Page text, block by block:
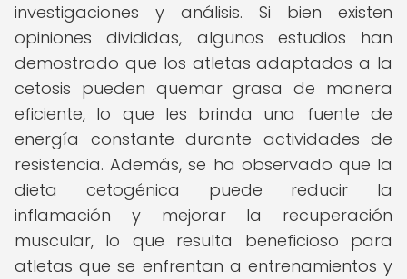
investigaciones y análisis. Si bien existen
opiniones divididas, algunos estudios han
demostrado que los atletas adaptados a la
cetosis pueden quemar grasa de manera
eficiente, lo que les brinda una fuente de
energía constante durante actividades de
resistencia. Además, se ha observado que la
dieta cetogénica puede reducir la
inflamación y mejorar la recuperación
muscular, lo que resulta beneficioso para
atletas que se enfrentan a entrenamientos y